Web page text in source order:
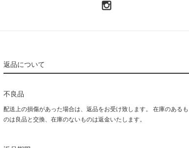
返品について
不良品
配送上の損傷があった場合は、返品をお受け致します。 在庫のあるも
のは良品と交換、在庫のないものは返金いたします。